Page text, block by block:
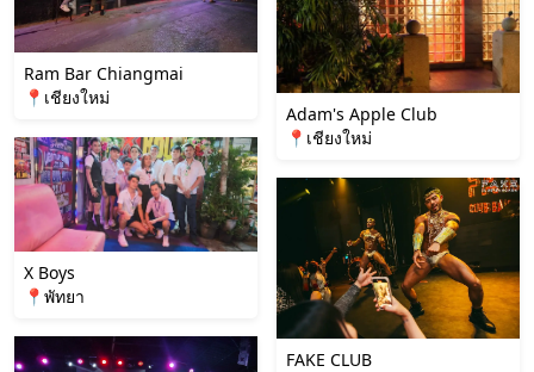
Ram Bar Chiangmai
📍เชียงใหม่
X Boys
📍พัทยา
Adam's Apple Club
📍เชียงใหม่
FAKE CLUB